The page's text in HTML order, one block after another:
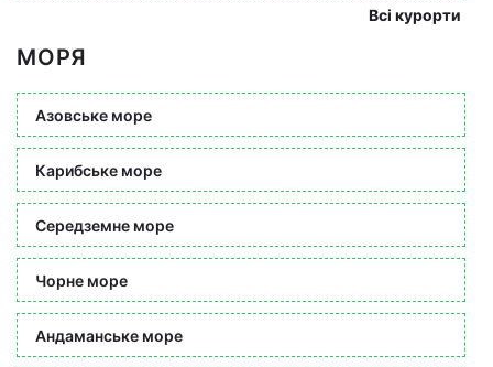
Всі курорти
МОРЯ
Азовське море
Карибське море
Середземне море
Чорне море
Андаманське море